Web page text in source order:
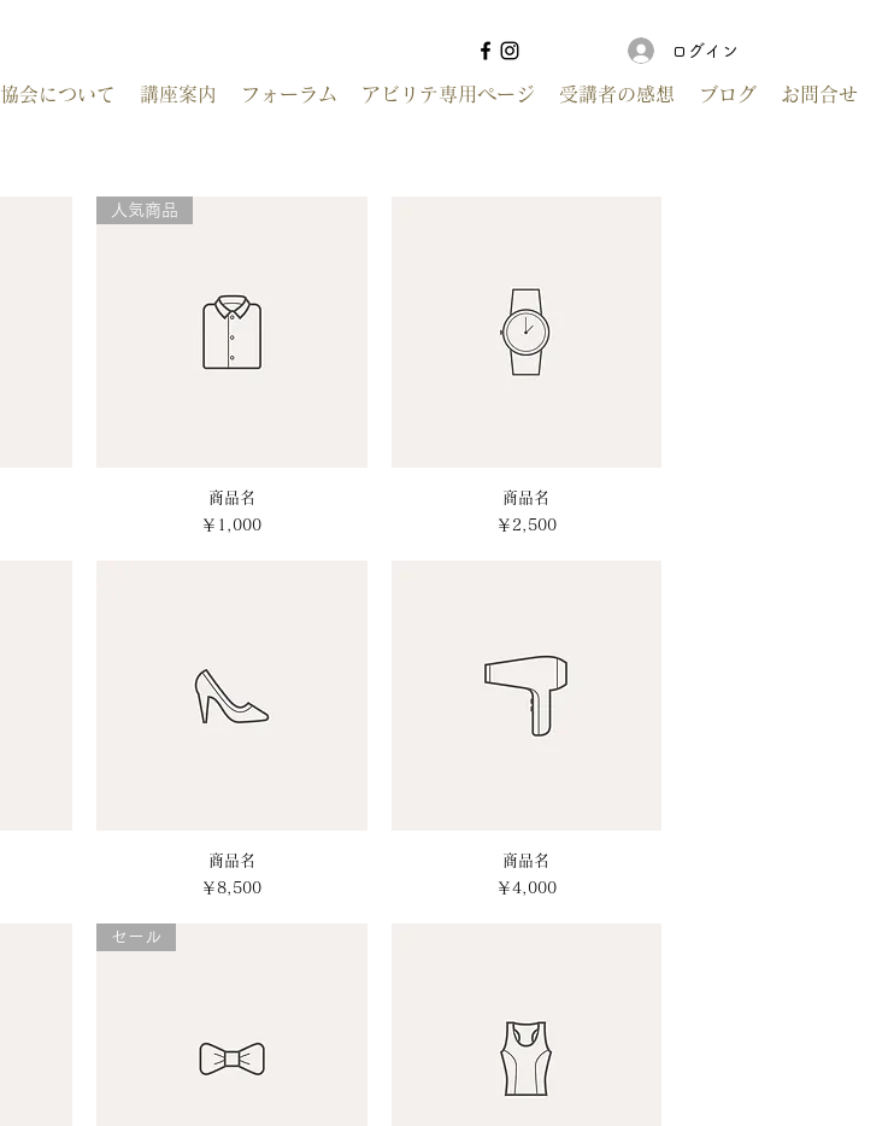
協会について 講座案内 フォーラム アビリテ専用ページ 受講者の感想 ブログ お問合せ
ログイン
クイックビュー
人気商品
商品名
価格
￥1,000
クイックビュー
商品名
価格
￥2,500
クイックビュー
商品名
価格
￥8,500
クイックビュー
商品名
価格
￥4,000
セール